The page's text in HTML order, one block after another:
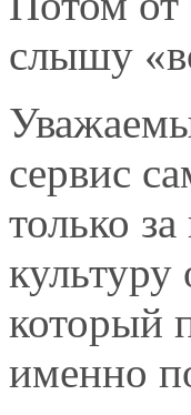
слышу
сервис
только
который
именно